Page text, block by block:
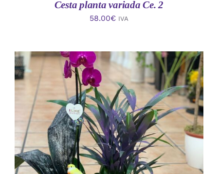
Cesta planta variada Ce. 2
58.00€ IVA
AÑADIR AL CARRITO
/
DETALLES